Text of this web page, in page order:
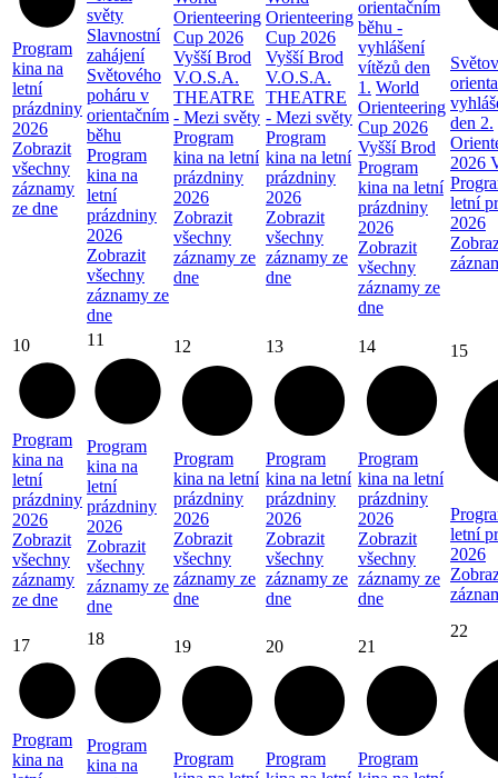
Program
kina na
letní
prázdniny
2026
Zobrazit
všechny
záznamy
ze dne
světy
Slavnostní
zahájení
Světového
poháru v
orientačním
běhu
Program
kina na
letní
prázdniny
2026
Zobrazit
všechny
záznamy ze
dne
Orienteering
Cup 2026
Vyšší Brod
V.O.S.A.
THEATRE
- Mezi světy
Program
kina na letní
prázdniny
2026
Zobrazit
všechny
záznamy ze
dne
Orienteering
Cup 2026
Vyšší Brod
V.O.S.A.
THEATRE
- Mezi světy
Program
kina na letní
prázdniny
2026
Zobrazit
všechny
záznamy ze
dne
orientačním
běhu -
vyhlášení
vítězů den
1. World
Orienteering
Cup 2026
Vyšší Brod
Program
kina na letní
prázdniny
2026
Zobrazit
všechny
záznamy ze
dne
den 2.
2026
letní
2026
10
Program
kina na
letní
prázdniny
2026
Zobrazit
všechny
záznamy
ze dne
11
Program
kina na
letní
prázdniny
2026
Zobrazit
všechny
záznamy ze
dne
12
Program
kina na letní
prázdniny
2026
Zobrazit
všechny
záznamy ze
dne
13
Program
kina na letní
prázdniny
2026
Zobrazit
všechny
záznamy ze
dne
14
Program
kina na letní
prázdniny
2026
Zobrazit
všechny
záznamy ze
dne
15
letní
2026
17
Program
kina na
18
Program
kina na
19
Program
20
Program
21
Program
22